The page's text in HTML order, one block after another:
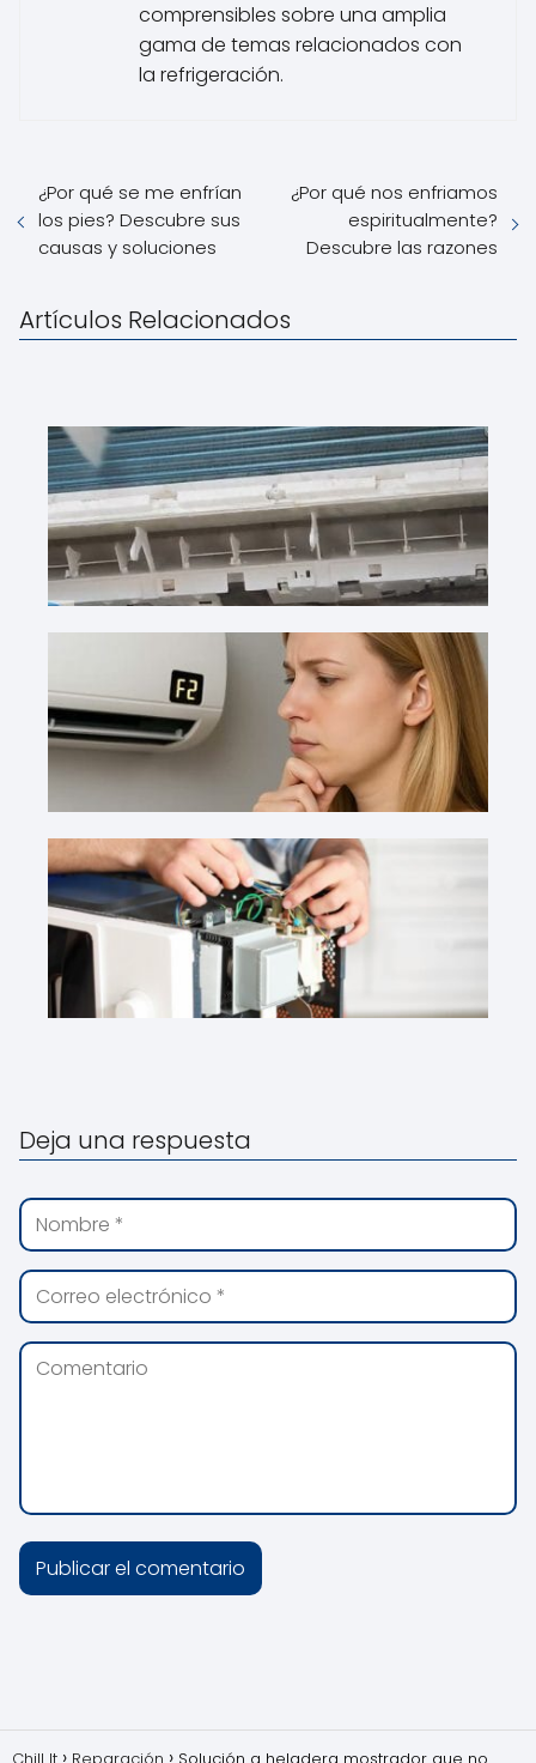
comprensibles sobre una amplia
gama de temas relacionados con
la refrigeración.
¿Por qué se me enfrían
los pies? Descubre sus
causas y soluciones
¿Por qué nos enfriamos
espiritualmente?
Descubre las razones
Artículos Relacionados
Deja una respuesta